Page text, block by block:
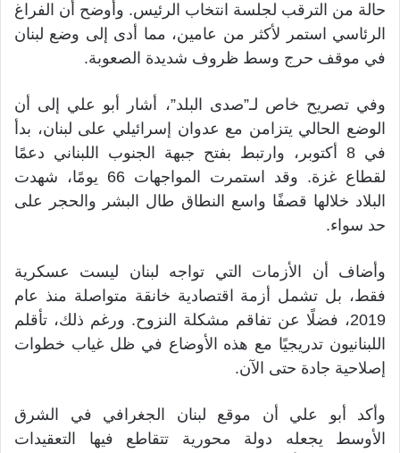
حالة من الترقب لجلسة انتخاب الرئيس. وأوضح أن الفراغ
الرئاسي استمر لأكثر من عامين، مما أدى إلى وضع لبنان
في موقف حرج وسط ظروف شديدة الصعوبة.
وفي تصريح خاص لـ”صدى البلد”، أشار أبو علي إلى أن
الوضع الحالي يتزامن مع عدوان إسرائيلي على لبنان، بدأ
في 8 أكتوبر، وارتبط بفتح جبهة الجنوب اللبناني دعمًا
لقطاع غزة. وقد استمرت المواجهات 66 يومًا، شهدت
البلاد خلالها قصفًا واسع النطاق طال البشر والحجر على
حد سواء.
وأضاف أن الأزمات التي تواجه لبنان ليست عسكرية
فقط، بل تشمل أزمة اقتصادية خانقة متواصلة منذ عام
2019، فضلًا عن تفاقم مشكلة النزوح. ورغم ذلك، تأقلم
اللبنانيون تدريجيًا مع هذه الأوضاع في ظل غياب خطوات
إصلاحية جادة حتى الآن.
وأكد أبو علي أن موقع لبنان الجغرافي في الشرق
الأوسط يجعله دولة محورية تتقاطع فيها التعقيدات